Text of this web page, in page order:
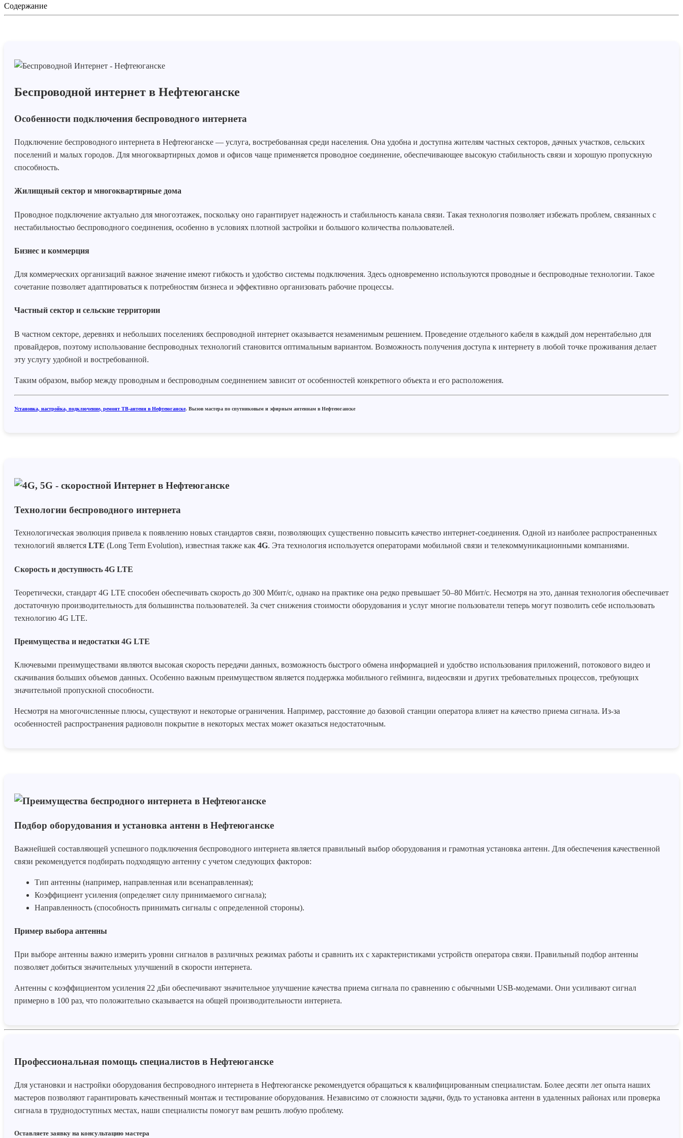
Содержание
Беспроводной интернет в Нефтеюганске
Особенности подключения беспроводного интернета
Подключение беспроводного интернета в Нефтеюганске — услуга, востребованная среди населения. Она удобна и доступна жителям частных секторов, дачных участков, сельских
поселений и малых городов. Для многоквартирных домов и офисов чаще применяется проводное соединение, обеспечивающее высокую стабильность связи и хорошую пропускную
способность.
Жилищный сектор и многоквартирные дома
Проводное подключение актуально для многоэтажек, поскольку оно гарантирует надежность и стабильность канала связи. Такая технология позволяет избежать проблем, связанных с
нестабильностью беспроводного соединения, особенно в условиях плотной застройки и большого количества пользователей.
Бизнес и коммерция
Для коммерческих организаций важное значение имеют гибкость и удобство системы подключения. Здесь одновременно используются проводные и беспроводные технологии. Такое
сочетание позволяет адаптироваться к потребностям бизнеса и эффективно организовать рабочие процессы.
Частный сектор и сельские территории
В частном секторе, деревнях и небольших поселениях беспроводной интернет оказывается незаменимым решением. Проведение отдельного кабеля в каждый дом нерентабельно для
провайдеров, поэтому использование беспроводных технологий становится оптимальным вариантом. Возможность получения доступа к интернету в любой точке проживания делает
эту услугу удобной и востребованной.
Таким образом, выбор между проводным и беспроводным соединением зависит от особенностей конкретного объекта и его расположения.
Установка, настройка, подключение, ремонт ТВ-антенн в Нефтеюганске. Вызов мастера по спутниковым и эфирным антеннам в Нефтеюганске
Технологии беспроводного интернета
Технологическая эволюция привела к появлению новых стандартов связи, позволяющих существенно повысить качество интернет-соединения. Одной из наиболее распространенных
технологий является LTE (Long Term Evolution), известная также как 4G. Эта технология используется операторами мобильной связи и телекоммуникационными компаниями.
Скорость и доступность 4G LTE
Теоретически, стандарт 4G LTE способен обеспечивать скорость до 300 Мбит/с, однако на практике она редко превышает 50–80 Мбит/с. Несмотря на это, данная технология обеспечивает
достаточную производительность для большинства пользователей. За счет снижения стоимости оборудования и услуг многие пользователи теперь могут позволить себе использовать
технологию 4G LTE.
Преимущества и недостатки 4G LTE
Ключевыми преимуществами являются высокая скорость передачи данных, возможность быстрого обмена информацией и удобство использования приложений, потокового видео и
скачивания больших объемов данных. Особенно важным преимуществом является поддержка мобильного гейминга, видеосвязи и других требовательных процессов, требующих
значительной пропускной способности.
Несмотря на многочисленные плюсы, существуют и некоторые ограничения. Например, расстояние до базовой станции оператора влияет на качество приема сигнала. Из-за
особенностей распространения радиоволн покрытие в некоторых местах может оказаться недостаточным.
Подбор оборудования и установка антенн в Нефтеюганске
Важнейшей составляющей успешного подключения беспроводного интернета является правильный выбор оборудования и грамотная установка антенн. Для обеспечения качественной
связи рекомендуется подбирать подходящую антенну с учетом следующих факторов:
Тип антенны (например, направленная или всенаправленная);
Коэффициент усиления (определяет силу принимаемого сигнала);
Направленность (способность принимать сигналы с определенной стороны).
Пример выбора антенны
При выборе антенны важно измерить уровни сигналов в различных режимах работы и сравнить их с характеристиками устройств оператора связи. Правильный подбор антенны
позволяет добиться значительных улучшений в скорости интернета.
Антенны с коэффициентом усиления 22 дБи обеспечивают значительное улучшение качества приема сигнала по сравнению с обычными USB-модемами. Они усиливают сигнал
примерно в 100 раз, что положительно сказывается на общей производительности интернета.
Профессиональная помощь специалистов в Нефтеюганске
Для установки и настройки оборудования беспроводного интернета в Нефтеюганске рекомендуется обращаться к квалифицированным специалистам. Более десяти лет опыта наших
мастеров позволяют гарантировать качественный монтаж и тестирование оборудования. Независимо от сложности задачи, будь то установка антенн в удаленных районах или проверка
сигнала в труднодоступных местах, наши специалисты помогут вам решить любую проблему.
Оставляете заявку на консультацию мастера